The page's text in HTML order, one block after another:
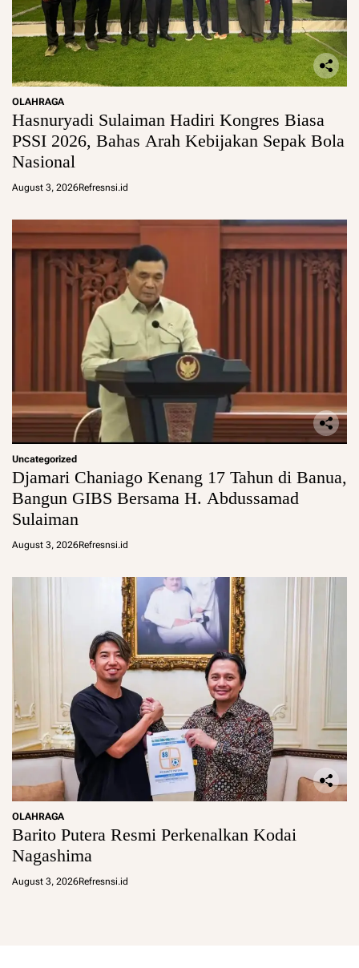
OLAHRAGA
Hasnuryadi Sulaiman Hadiri Kongres Biasa
PSSI 2026, Bahas Arah Kebijakan Sepak Bola
Nasional
August 3, 2026Refresnsi.id
Uncategorized
Djamari Chaniago Kenang 17 Tahun di Banua,
Bangun GIBS Bersama H. Abdussamad
Sulaiman
August 3, 2026Refresnsi.id
OLAHRAGA
Barito Putera Resmi Perkenalkan Kodai
Nagashima
August 3, 2026Refresnsi.id